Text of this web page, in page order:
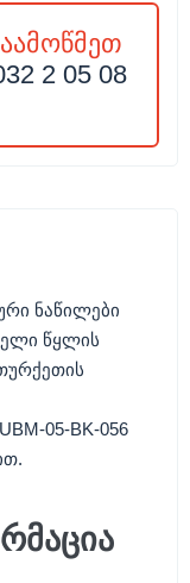
2 05 08
ნაწილები
წყლის
05-BK-056